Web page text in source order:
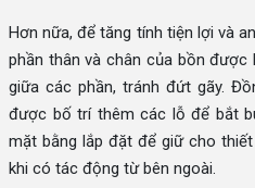
Hơn nữa, để tăng tính tiện lợi và
phần thân và chân của bồn
giữa các phần, tránh đứt gãy.
được bố trí thêm các lỗ để bắt
mặt bằng lắp đặt để giữ cho
khi có tác động từ bên ngoài.